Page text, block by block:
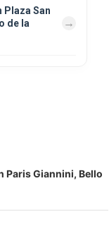
Plaza San
de la
Paris Giannini, Bello